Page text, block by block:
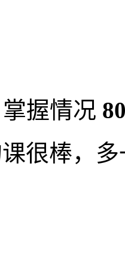
掌握情况
很棒，